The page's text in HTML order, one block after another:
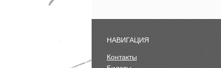
НАВИГАЦИЯ
Контакты